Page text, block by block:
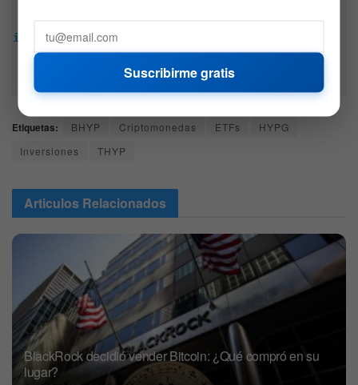
intención, esta no representa ninguna recomendación
de inversión y es solo para fines informativos.
Recuerda hacer siempre tu propia investigación.
Etiquetas: BHYP Criptomonedas ETFs
HYPG
Inversiones
THYP
Articulos Relacionados
BlackRock decidió vender Bitcoin: ¿Qué compró en su
lugar?
Suscribirme gratis